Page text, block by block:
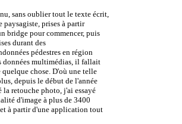
sans oublier tout le texte écrit,
paysagiste, prises à partir
bridge pour commencer, puis
durant des
pédestres en région
données multimédias, il fallait
chose. D'où une telle
depuis le début de l'année
retouche photo, j'ai essayé
d'image à plus de 3400
à partir d'une application tout